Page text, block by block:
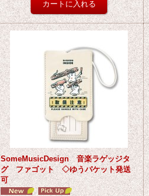
SomeMusicDesign 音楽ラゲッジタ
グ ファゴット ◇ゆうパケット発送
可